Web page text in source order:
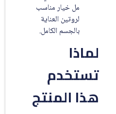
مل خيار مناسب
لروتين العناية
بالجسم الكامل.
لماذا
تستخدم
هذا المنتج